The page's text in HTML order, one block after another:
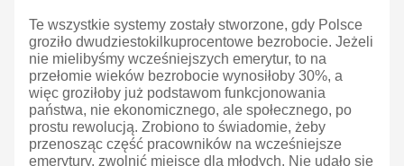
Te wszystkie systemy zostały stworzone, gdy Polsce
groziło dwudziestokilkuprocentowe bezrobocie. Jeżeli
nie mielibyśmy wcześniejszych emerytur, to na
przełomie wieków bezrobocie wynosiłoby 30%, a
więc groziłoby już podstawom funkcjonowania
państwa, nie ekonomicznego, ale społecznego, po
prostu rewolucją. Zrobiono to świadomie, żeby
przenosząc część pracowników na wcześniejsze
emerytury, zwolnić miejsce dla młodych. Nie udało się